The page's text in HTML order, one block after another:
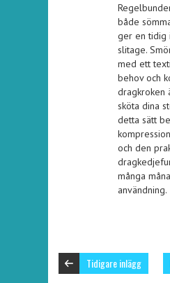
både
ger en tidig
slitage.
med ett
behov och
dragkroken
sköta dina
detta sätt
och den
många
användning.
Tidigare inlägg